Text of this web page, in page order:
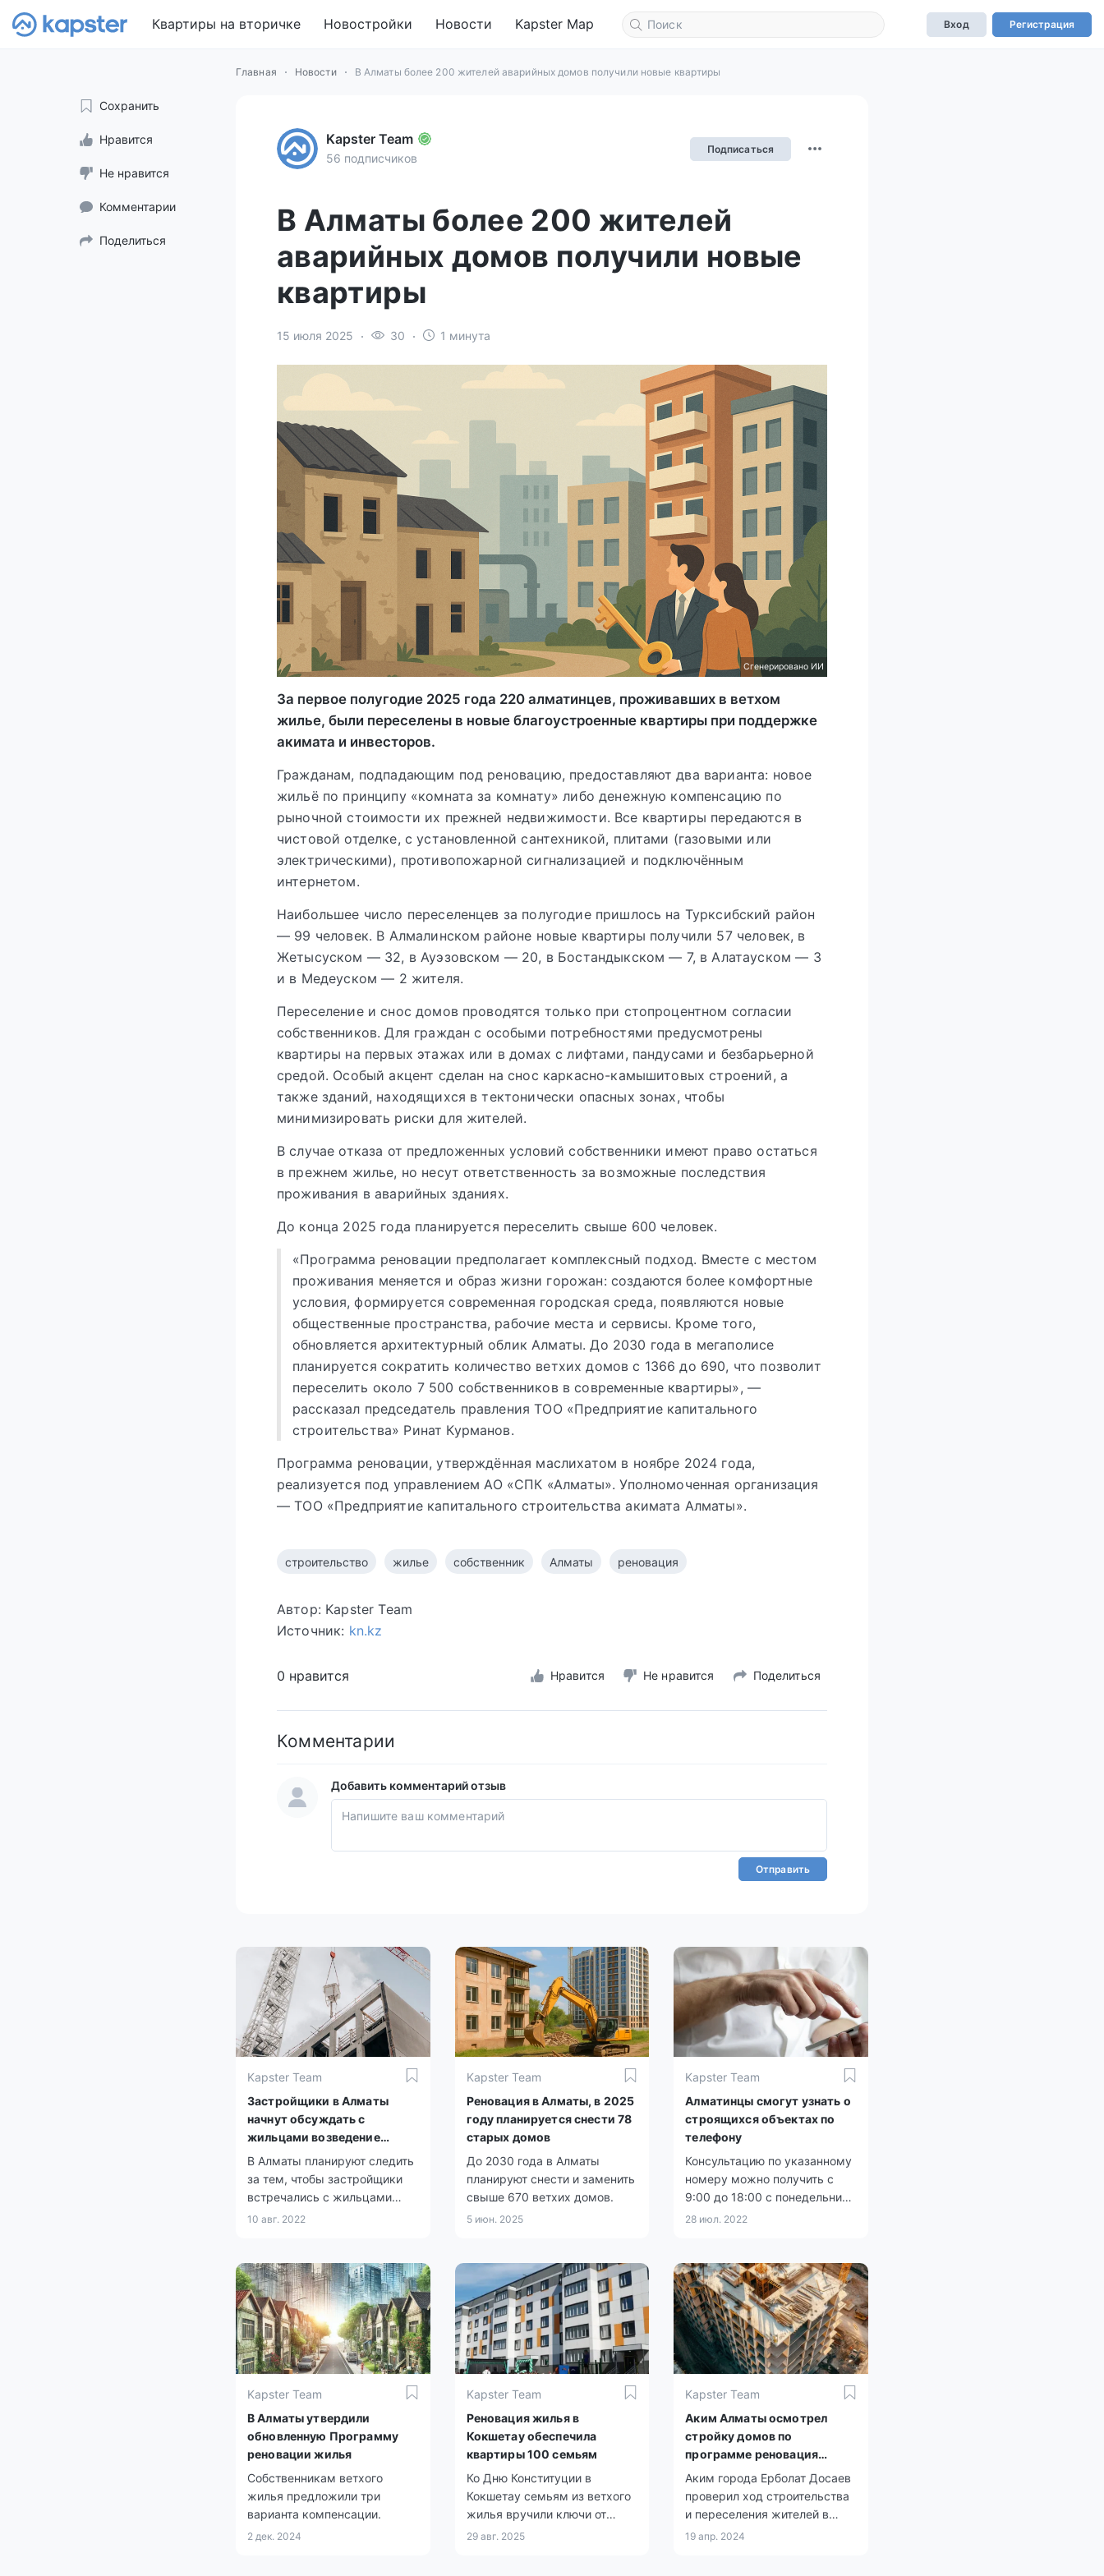
Квартиры на вторичке Новостройки Новости Kapster Map Вход Регистрация
Главная Новости В Алматы более 200 жителей аварийных домов получили новые квартиры
Сохранить
Нравится
Не нравится
Комментарии
Поделиться
Kapster Team
56 подписчиков
Подписаться
В Алматы более 200 жителей
аварийных домов получили новые
квартиры
15 июля 2025 30 1 минута
Сгенерировано ИИ
За первое полугодие 2025 года 220 алматинцев, проживавших в ветхом
жилье, были переселены в новые благоустроенные квартиры при поддержке
акимата и инвесторов.
Гражданам, подпадающим под реновацию, предоставляют два варианта: новое
жильё по принципу «комната за комнату» либо денежную компенсацию по
рыночной стоимости их прежней недвижимости. Все квартиры передаются в
чистовой отделке, с установленной сантехникой, плитами (газовыми или
электрическими), противопожарной сигнализацией и подключённым
интернетом.
Наибольшее число переселенцев за полугодие пришлось на Турксибский район
— 99 человек. В Алмалинском районе новые квартиры получили 57 человек, в
Жетысуском — 32, в Ауэзовском — 20, в Бостандыкском — 7, в Алатауском — 3
и в Медеуском — 2 жителя.
Переселение и снос домов проводятся только при стопроцентном согласии
собственников. Для граждан с особыми потребностями предусмотрены
квартиры на первых этажах или в домах с лифтами, пандусами и безбарьерной
средой. Особый акцент сделан на снос каркасно-камышитовых строений, а
также зданий, находящихся в тектонически опасных зонах, чтобы
минимизировать риски для жителей.
В случае отказа от предложенных условий собственники имеют право остаться
в прежнем жилье, но несут ответственность за возможные последствия
проживания в аварийных зданиях.
До конца 2025 года планируется переселить свыше 600 человек.
«Программа реновации предполагает комплексный подход. Вместе с местом
проживания меняется и образ жизни горожан: создаются более комфортные
условия, формируется современная городская среда, появляются новые
общественные пространства, рабочие места и сервисы. Кроме того,
обновляется архитектурный облик Алматы. До 2030 года в мегаполисе
планируется сократить количество ветхих домов с 1366 до 690, что позволит
переселить около 7 500 собственников в современные квартиры», —
рассказал председатель правления ТОО «Предприятие капитального
строительства» Ринат Курманов.
Программа реновации, утверждённая маслихатом в ноябре 2024 года,
реализуется под управлением АО «СПК «Алматы». Уполномоченная организация
— ТОО «Предприятие капитального строительства акимата Алматы».
строительство жилье собственник Алматы реновация
Автор: Kapster Team
Источник: kn.kz
0 нравится Нравится Не нравится Поделиться
Комментарии
Добавить комментарий отзыв
Отправить
Kapster Team
Застройщики в Алматы
начнут обсуждать с
жильцами возведение
будущих ЖК
В Алматы планируют следить
за тем, чтобы застройщики
встречались с жильцами
ближайших домов перед тем,
10 авг. 2022
Kapster Team
Реновация в Алматы, в 2025
году планируется снести 78
старых домов
До 2030 года в Алматы
планируют снести и заменить
свыше 670 ветхих домов.
5 июн. 2025
Kapster Team
Алматинцы смогут узнать о
строящихся объектах по
телефону
Консультацию по указанному
номеру можно получить с
9:00 до 18:00 с понедельника
по пятницу.
28 июл. 2022
Kapster Team
В Алматы утвердили
обновленную Программу
реновации жилья
Собственникам ветхого
жилья предложили три
варианта компенсации.
2 дек. 2024
Kapster Team
Реновация жилья в
Кокшетау обеспечила
квартиры 100 семьям
Ко Дню Конституции в
Кокшетау семьям из ветхого
жилья вручили ключи от
новых квартир, сообщили в
29 авг. 2025
Kapster Team
Аким Алматы осмотрел
стройку домов по
программе реновация
жилья
Аким города Ерболат Досаев
проверил ход строительства
и переселения жителей в
рамках программы
19 апр. 2024